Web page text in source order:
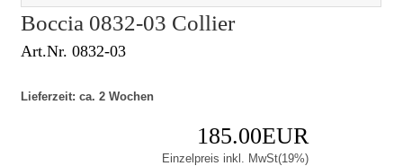
Boccia 0832-03 Collier
Art.Nr. 0832-03
Lieferzeit: ca. 2 Wochen
185.00EUR
Einzelpreis inkl. MwSt(19%)